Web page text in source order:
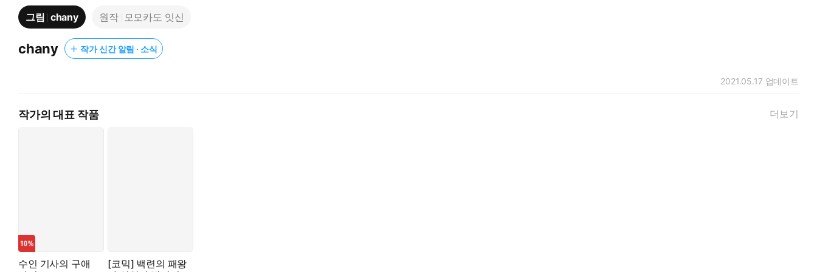
그림 chany 원작 모모카도 잇신
chany 작가 신간 알림 · 소식
2021.05.17 업데이트
작가의 대표 작품 더보기
수인 기사의 구애
[코믹] 백련의 패왕